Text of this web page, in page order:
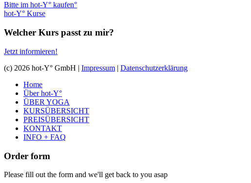
Bitte im hot-Y° kaufen°
hot-Y° Kurse
Welcher Kurs passt zu mir?
Jetzt informieren!
(c) 2026 hot-Y° GmbH | Impressum | Datenschutzerklärung
Home
Über hot-Y°
ÜBER YOGA
KURSÜBERSICHT
PREISÜBERSICHT
KONTAKT
INFO + FAQ
Order form
Please fill out the form and we'll get back to you asap